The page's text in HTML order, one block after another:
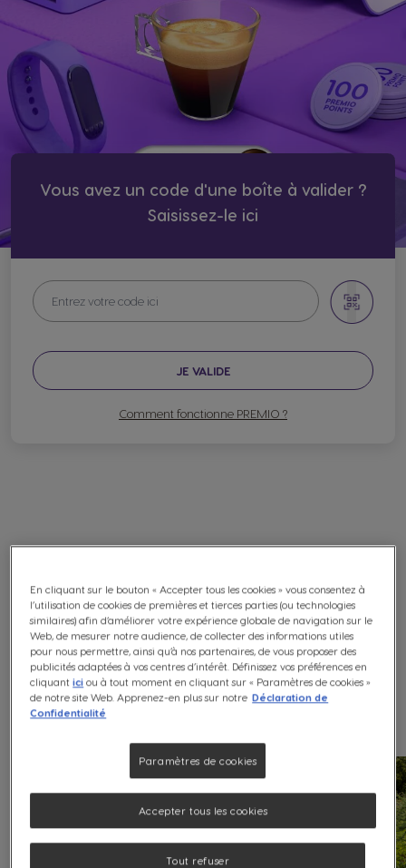
Vous avez un code d'une boîte à valider ?
Saisissez-le ici​
JE VALIDE
Comment fonctionne PREMIO ?
CLUB​
Explorez notre catalogue et échangez vos points
contre de superbes cadeaux.
En cliquant sur le bouton « Accepter tous les cookies » vous consentez à
l’utilisation de cookies de premières et tierces parties (ou technologies
similaires) afin d’améliorer votre expérience globale de navigation sur le
Web, de mesurer notre audience, de collecter des informations utiles
pour nous permettre, ainsi qu’à nos partenaires, de vous proposer des
publicités adaptées à vos centres d’intérêt. Définissez vos préférences en
cliquantici ou à tout moment en cliquant sur « Paramètres de cookies »
de notre site Web. Apprenez-en plus sur notre Déclaration de
Confidentialité
Paramètres de cookies
Tout refuser
Accepter tous les cookies